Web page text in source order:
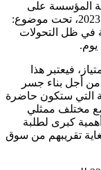
المؤسسة على
تنظيم الدورة الثانية والعشرين منه برسم سنة 2023، تحت موضوع:
في ظل التحولات
يوم.
فيعتبر هذا
من أجل بناء جسر
التي ستكون حاضرة
مختلف ممثلي
كبرى لطلبة
تقريبهم من سوق